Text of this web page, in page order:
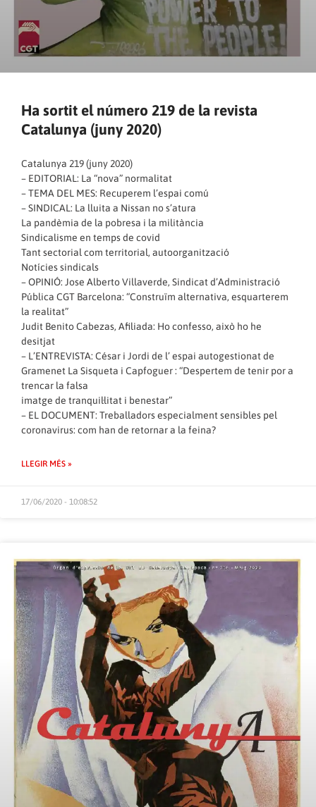
Ha sortit el número 219 de la revista
Catalunya (juny 2020)
Catalunya 219 (juny 2020)
– EDITORIAL: La “nova” normalitat
– TEMA DEL MES: Recuperem l’espai comú
– SINDICAL: La lluita a Nissan no s’atura
La pandèmia de la pobresa i la militància
Sindicalisme en temps de covid
Tant sectorial com territorial, autoorganització
Notícies sindicals
– OPINIÓ: Jose Alberto Villaverde, Sindicat d’Administració
Pública CGT Barcelona: “Construïm alternativa, esquarterem
la realitat”
Judit Benito Cabezas, Afiliada: Ho confesso, això ho he
desitjat
– L’ENTREVISTA: César i Jordi de l’ espai autogestionat de
Gramenet La Sisqueta i Capfoguer : “Despertem de tenir por a
trencar la falsa
imatge de tranquil·litat i benestar”
– EL DOCUMENT: Treballadors especialment sensibles pel
coronavirus: com han de retornar a la feina?
LLEGIR MÉS »
17/06/2020 - 10:08:52